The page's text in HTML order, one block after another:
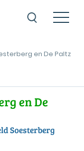
en De Paltz
en De
Soesterberg